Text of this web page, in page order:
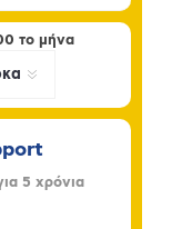
το μήνα
5 χρόνια